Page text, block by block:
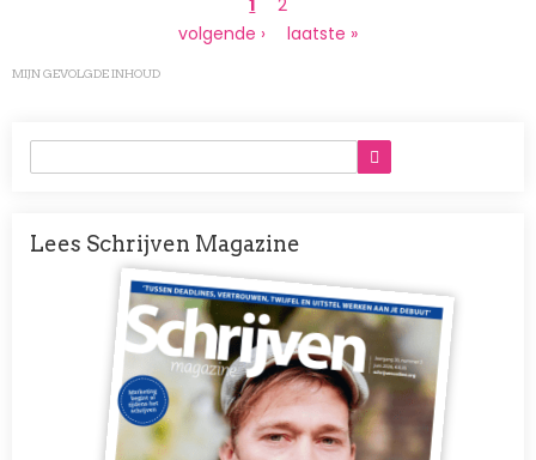
Huidige
pagina
1 Page
2
Volgende
volgende ›
Laatste
laatste »
MIJN GEVOLGDE INHOUD
Lees Schrijven Magazine
Afbeelding